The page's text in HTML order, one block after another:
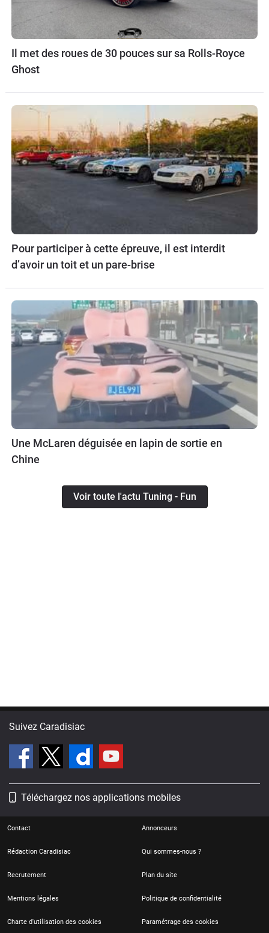
Il met des roues de 30 pouces sur sa Rolls-Royce
Ghost
Pour participer à cette épreuve, il est interdit
d’avoir un toit et un pare-brise
Une McLaren déguisée en lapin de sortie en
Chine
Voir toute l'actu Tuning - Fun
Suivez Caradisiac
Téléchargez nos applications mobiles
Contact Annonceurs
Rédaction Caradisiac Qui sommes-nous ?
Recrutement Plan du site
Mentions légales Politique de confidentialité
Charte d'utilisation des cookies Paramétrage des cookies